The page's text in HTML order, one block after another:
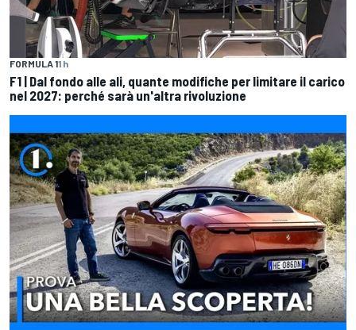
FORMULA 11 h
F1 | Dal fondo alle ali, quante modifiche per limitare il carico
nel 2027: perché sarà un'altra rivoluzione